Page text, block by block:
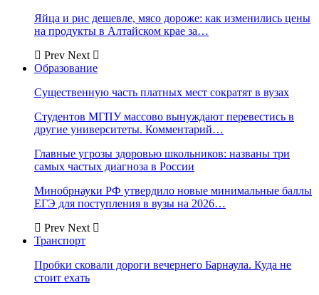
Яйца и рис дешевле, мясо дороже: как изменились цены
на продукты в Алтайском крае за…
Prev Next
Образование
Существенную часть платных мест сократят в вузах
Студентов МГПУ массово вынуждают перевестись в
другие университеты. Комментарий…
Главные угрозы здоровью школьников: названы три
самых частых диагноза в России
Минобрнауки РФ утвердило новые минимальные баллы
ЕГЭ для поступления в вузы на 2026…
Prev Next
Транспорт
Пробки сковали дороги вечернего Барнаула. Куда не
стоит ехать